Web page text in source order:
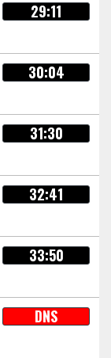
29:11
30:04
31:30
32:41
33:50
DNS